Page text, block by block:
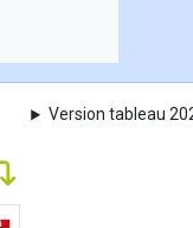
Version tableau